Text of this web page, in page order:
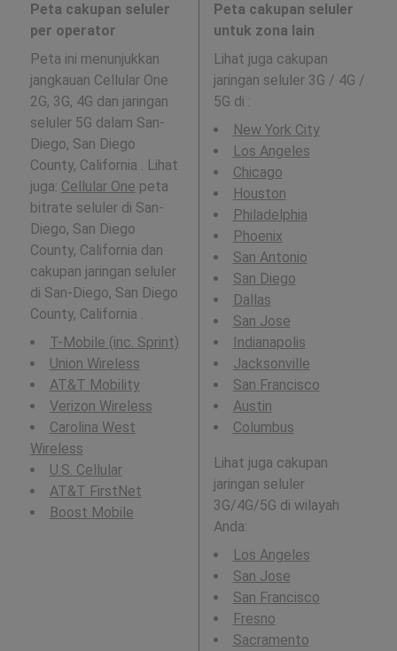
Peta cakupan seluler
per operator
Peta ini menunjukkan
jangkauan Cellular One
2G, 3G, 4G dan jaringan
seluler 5G dalam San-
Diego, San Diego
County, California . Lihat
juga: Cellular One peta
bitrate seluler di San-
Diego, San Diego
County, California dan
cakupan jaringan seluler
di San-Diego, San Diego
County, California .
T-Mobile (inc. Sprint)
Union Wireless
AT&T Mobility
Verizon Wireless
Carolina West
Wireless
U.S. Cellular
AT&T FirstNet
Boost Mobile
Peta cakupan seluler
untuk zona lain
Lihat juga cakupan
jaringan seluler 3G / 4G /
5G di :
New York City
Los Angeles
Chicago
Houston
Philadelphia
Phoenix
San Antonio
San Diego
Dallas
San Jose
Indianapolis
Jacksonville
San Francisco
Austin
Columbus
Lihat juga cakupan
jaringan seluler
3G/4G/5G di wilayah
Anda:
Los Angeles
San Jose
San Francisco
Fresno
Sacramento